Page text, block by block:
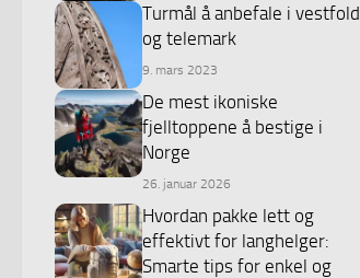
Turmål å anbefale i vestfold
og telemark
9. mars 2023
De mest ikoniske
fjelltoppene å bestige i
Norge
26. januar 2026
Hvordan pakke lett og
effektivt for langhelger:
Smarte tips for enkel og